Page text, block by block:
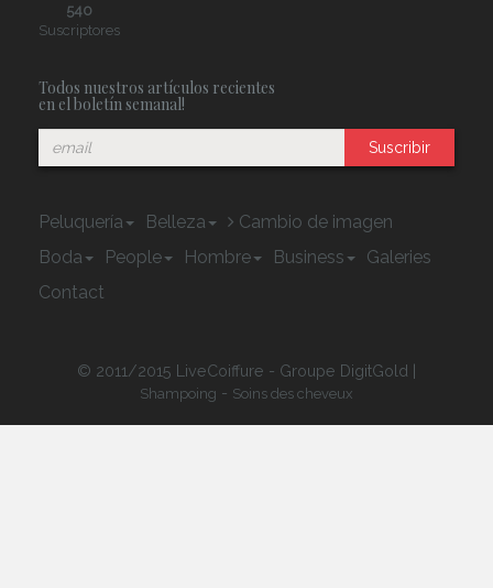
540
Suscriptores
Todos nuestros artículos recientes
en el boletín semanal!
Suscribir
Peluquería Belleza
Cambio de imagen
Boda
People Hombre Business
Galeries
Contact
© 2011/2015 LiveCoiffure - Groupe DigitGold |
Shampoing - Soins des cheveux